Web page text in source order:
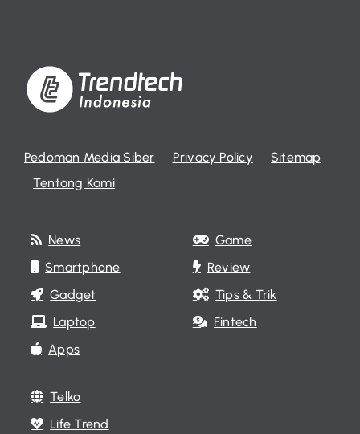
Pedoman Media Siber Privacy Policy
Sitemap
Tentang Kami
News
Smartphone
Gadget
Laptop
Apps
Game
Review
Tips & Trik
Fintech
Telko
Life Trend